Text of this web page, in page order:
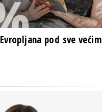
pod sve većim